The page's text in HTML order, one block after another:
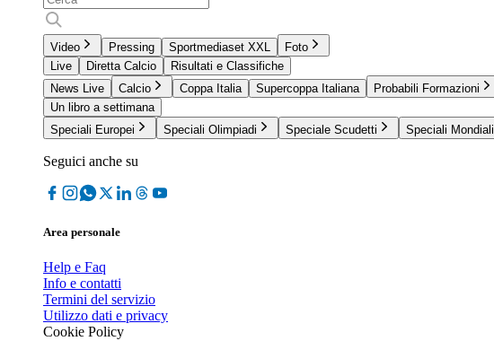
Video Pressing Sportmediaset XXL
Foto
Live
Diretta Calcio
Risultati e Classifiche
News Live
Calcio Coppa Italia Supercoppa Italiana Probabili Formazioni
Un libro a settimana
Speciali Europei
Speciali Olimpiadi Speciale Scudetti Speciali Mondiali
Seguici anche su
Area personale
Help e Faq
Info e contatti
Termini del servizio
Utilizzo dati e privacy
Cookie Policy